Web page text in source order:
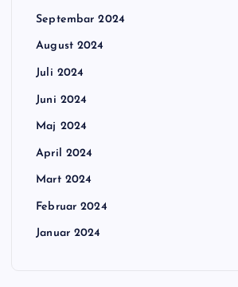
Septembar 2024
August 2024
Juli 2024
Juni 2024
Maj 2024
April 2024
Mart 2024
Februar 2024
Januar 2024